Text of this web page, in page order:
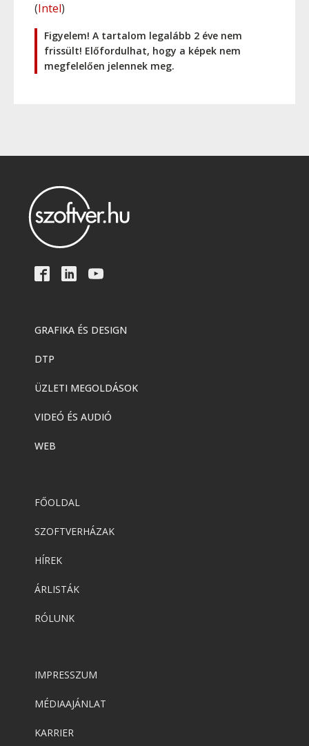
(Intel)
Figyelem! A tartalom legalább 2 éve nem
frissült! Előfordulhat, hogy a képek nem
megfelelően jelennek meg.
GRAFIKA ÉS DESIGN
DTP
ÜZLETI MEGOLDÁSOK
VIDEÓ ÉS AUDIÓ
WEB
FŐOLDAL
SZOFTVERHÁZAK
HÍREK
ÁRLISTÁK
RÓLUNK
IMPRESSZUM
MÉDIAAJÁNLAT
KARRIER